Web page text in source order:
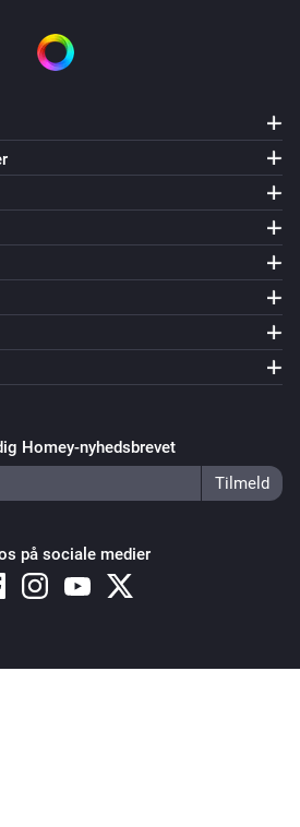
Homey-nyhedsbrevet
på sociale medier